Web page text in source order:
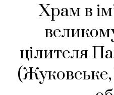
Храм в
цілителя